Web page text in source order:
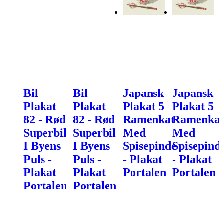
Bil
Plakat
82 - Rød
Superbil
I Byens
Puls -
Plakat
Portalen
Bil
Plakat
82 - Rød
Superbil
I Byens
Puls -
Plakat
Portalen
Japansk
Plakat 5
Ramenkat
Med
Spisepinde
- Plakat
Portalen
Japansk
Plakat 5
Med
- Plakat
Portalen